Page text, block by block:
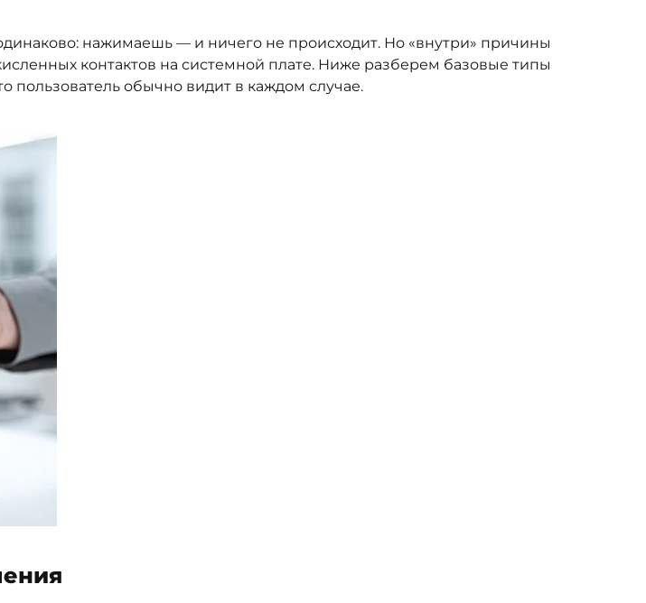
нажимаешь — и ничего не происходит. Но «внутри» причины
контактов на системной плате. Ниже разберем базовые типы
пользователь обычно видит в каждом случае.